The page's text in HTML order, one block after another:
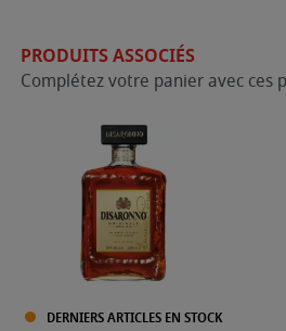
PRODUITS ASSOCIÉS
Complétez votre panier avec ces
DERNIERS ARTICLES EN STOCK